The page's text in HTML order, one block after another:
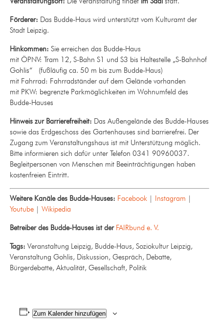
Förderer: Das Budde-Haus wird unterstützt vom Kulturamt der
Stadt Leipzig.
Hinkommen: Sie erreichen das Budde-Haus
mit ÖPNV: Tram 12, S-Bahn S1 und S3 bis Haltestelle „S-Bahnhof
Gohlis“ (fußläufig ca. 50 m bis zum Budde-Haus)
mit Fahrrad: Fahrradständer auf dem Gelände vorhanden
mit PKW: begrenzte Parkmöglichkeiten im Wohnumfeld des
Budde-Hauses
Hinweis zur Barrierefreiheit: Das Außengelände des Budde-Hauses
sowie das Erdgeschoss des Gartenhauses sind barrierefrei. Der
Zugang zum Veranstaltungshaus ist mit Unterstützung möglich.
Bitte informieren sich dafür unter Telefon 0341 90960037.
Begleitpersonen von Menschen mit Beeinträchtigungen haben
kostenfreien Eintritt.
Weitere Kanäle des Budde-Hauses: Facebook | Instagram |
Youtube | Wikipedia
Betreiber des Budde-Hauses ist der FAIRbund e. V.
Tags: Veranstaltung Leipzig, Budde-Haus, Soziokultur Leipzig,
Veranstaltung Gohlis, Diskussion, Gespräch, Debatte,
Bürgerdebatte, Aktualität, Gesellschaft, Politik
Zum Kalender hinzufügen